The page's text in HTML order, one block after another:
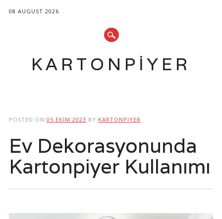
08 AUGUST 2026
KARTONPIYER
POSTED ON 05 EKIM 2023 BY KARTONPIYER
Ev Dekorasyonunda
Kartonpiyer Kullanımı